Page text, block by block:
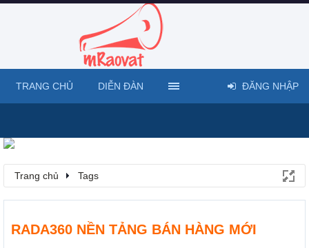
Trang chủ Tags
RADA360 NỀN TẢNG BÁN HÀNG MỚI
TRANG CHỦ DIỄN ĐÀN ĐĂNG NHẬP